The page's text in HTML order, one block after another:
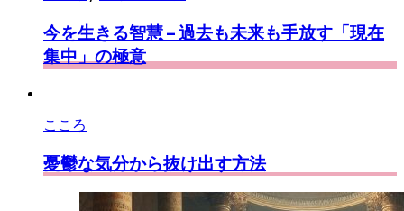
今を生きる智慧 – 過去も未来も手放す「現在
集中」の極意
こころ
憂鬱な気分から抜け出す方法